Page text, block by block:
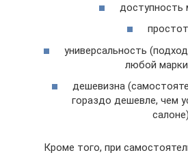
доступность
универсальность
любой
дешевизна
гораздо дешевле, чем
Кроме того, при